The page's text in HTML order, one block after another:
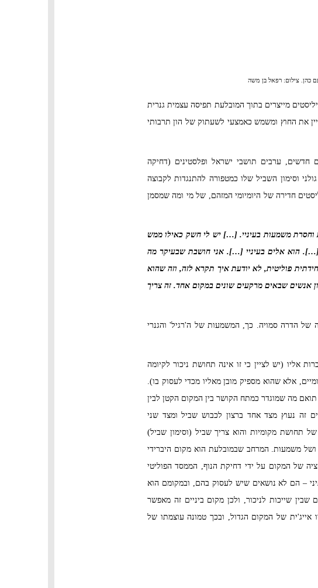
כהן. צילום: רפאל בן משה
מייצרים בתוך המובלעת תפיסה עצמית גנרית
את החוץ ומשמש כאמצעי לשעתוק של הון תרבותי
חדשים, ערבים תושבי ישראל ופלסטינים (דחיקה
וסימון השביל שלו כמטפורה להתנגדות לקבוצה
חדירה של היומיומי המזהם, של מי ומה שמסמן
וחסרת משמעות בעיניי. […] יש לי חשק כאילו ממש
[…]. הוא אלים בעיניי […]. אני חושבת שבעיקר מה
פוליטית, לא יודעת איך תקרא לזה, וזה שהוא
אנשים שבאים מרקעים שונים במקום אחד. זה צריך
של הדרה סמויה. כך, המשמעות של ה'רגיל' והגנרי
אליו (יש לציין כי זו אינה תחושת ניכור לקיומה
אלא שהוא מספיק מובן מאליו מכדי לעסוק בו).
מה שמוגדר כמתח הקושר בין המקום הקטן לבין
זלי גורביץ' וגדעון ארן (גורביץ', ואחרים, 1991). מקום ביניים זה נעוץ מצד אחד ברצון לכבוש שביל ומצד שני
תחושת מקומיות והוא צריך שביל (וסימון שביל)
משמעות. המרחב שבמובלעת הוא מקום היברידי
של המקום על ידי דחיקת הנוף, הממסד הפוליטי
– הם לא נושאים שיש לעסוק בהם, ובמקומם הוא
שייכות לניכור, ולכן מקום ביניים זה מאפשר
אייג'ית של המקום הגדול, ובכך טמונה עוצמתו של